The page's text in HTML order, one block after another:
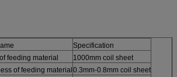
Specification
feeding material
1000mm coil sheet
of feeding material0.3mm-0.8mm coil sheet